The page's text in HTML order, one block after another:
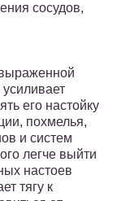
сосудов,
его настойку
похмелья,
и систем
легче выйти
настоев
тягу к